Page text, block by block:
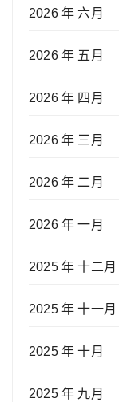
2026 年 六月
2026 年 五月
2026 年 四月
2026 年 三月
2026 年 二月
2026 年 一月
2025 年 十二月
2025 年 十一月
2025 年 十月
2025 年 九月